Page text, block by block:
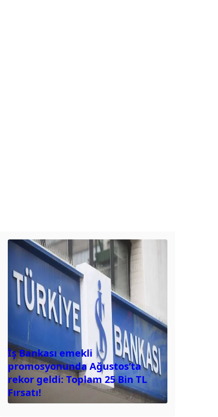
İş Bankası emekli
promosyonunda Ağustos’ta
rekor geldi: Toplam 25 Bin TL
Fırsatı!